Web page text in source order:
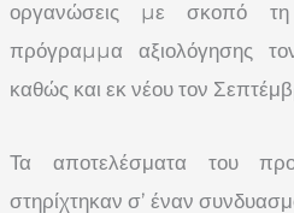
οργανώσεις µε σκοπό
πρόγραµµα αξιολόγησης
καθώς και εκ νέου τον
Τα αποτελέσματα του
στηρίχτηκαν σ’ έναν